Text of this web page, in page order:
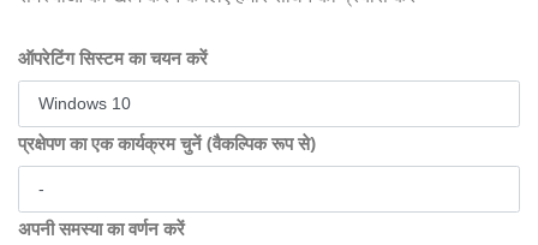
ऑपरेटिंग सिस्टम का चयन करें
प्रक्षेपण का एक कार्यक्रम चुनें (वैकल्पिक रूप से)
अपनी समस्या का वर्णन करें